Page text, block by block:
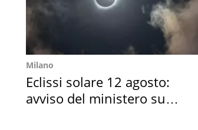
Milano
Eclissi solare 12 agosto:
avviso del ministero su